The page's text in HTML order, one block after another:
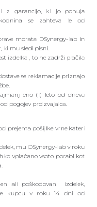
z garancijo, ki jo ponuja
se zahteva le od
morata DSynergy-lab in
ki mu sledi pisni.
izdelka , to ne zadrži plačila
se reklamacije priznajo
eno (1) leto od dneva
pogojev proizvajalca.
prejema pošijlke vrne kateri
mu DSynergy-lab v roku
vplačano vsoto porabi kot
ali poškodovan izdelek,
kupcu v roku 14 dni od